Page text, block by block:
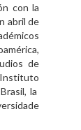
con la
abril de
de
Instituto
la